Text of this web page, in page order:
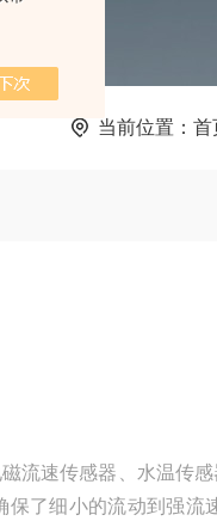
当前位置： 首
流速传感器、水温传
保了细小的流动到强